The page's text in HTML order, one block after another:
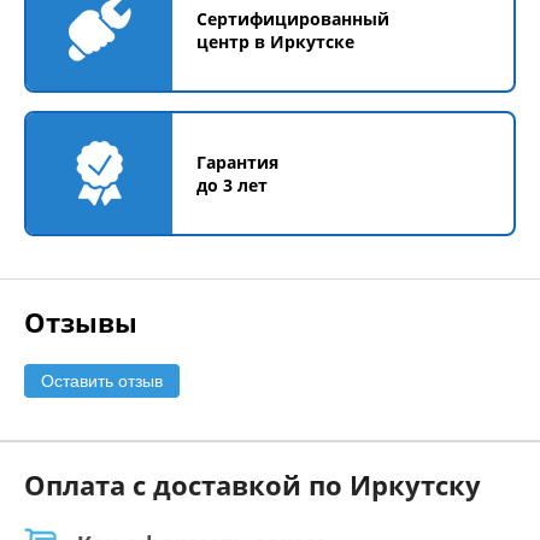
Сертифицированный
центр в Иркутске
Гарантия
до 3 лет
Отзывы
Оставить отзыв
Оплата с доставкой по Иркутску